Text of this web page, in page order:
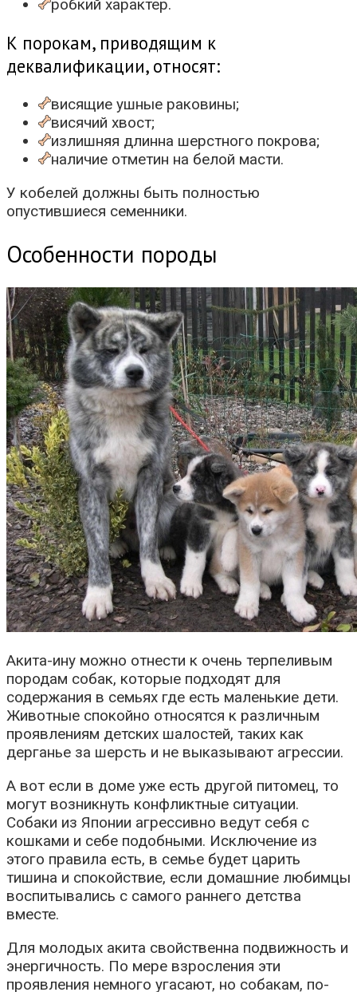
робкий характер.
К порокам, приводящим к
деквалификации, относят:
висящие ушные раковины;
висячий хвост;
излишняя длинна шерстного покрова;
наличие отметин на белой масти.
У кобелей должны быть полностью
опустившиеся семенники.
Особенности породы
Акита-ину можно отнести к очень терпеливым
породам собак, которые подходят для
содержания в семьях где есть маленькие дети.
Животные спокойно относятся к различным
проявлениям детских шалостей, таких как
дерганье за шерсть и не выказывают агрессии.
А вот если в доме уже есть другой питомец, то
могут возникнуть конфликтные ситуации.
Собаки из Японии агрессивно ведут себя с
кошками и себе подобными. Исключение из
этого правила есть, в семье будет царить
тишина и спокойствие, если домашние любимцы
воспитывались с самого раннего детства
вместе.
Для молодых акита свойственна подвижность и
энергичность. По мере взросления эти
проявления немного угасают, но собакам, по-